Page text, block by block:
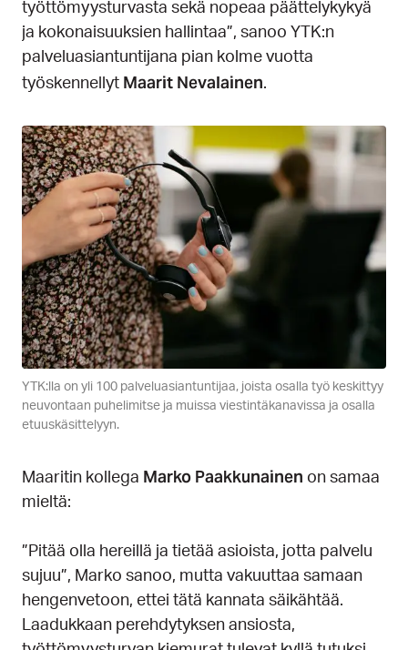
työttömyysturvasta sekä nopeaa päättelykykyä
ja kokonaisuuksien hallintaa”, sanoo YTK:n
palveluasiantuntijana pian kolme vuotta
työskennellyt Maarit Nevalainen.
YTK:lla on yli 100 palveluasiantuntijaa, joista osalla työ keskittyy
neuvontaan puhelimitse ja muissa viestintäkanavissa ja osalla
etuuskäsittelyyn.
Maaritin kollega Marko Paakkunainen on samaa
mieltä:
”Pitää olla hereillä ja tietää asioista, jotta palvelu
sujuu”, Marko sanoo, mutta vakuuttaa samaan
hengenvetoon, ettei tätä kannata säikähtää.
Laadukkaan perehdytyksen ansiosta,